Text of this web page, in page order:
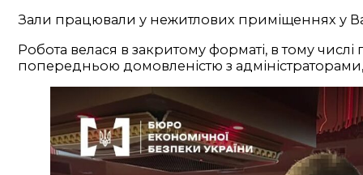
Зали працювали у нежитлових приміщеннях у
Робота велася в закритому форматі, в тому
попередньою домовленістю з